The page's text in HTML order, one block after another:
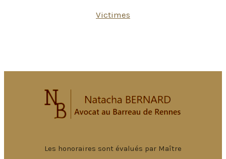
Victimes
Les honoraires sont évalués par Maître